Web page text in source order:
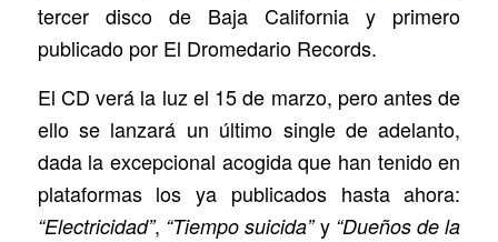
tercer disco de Baja California y primero
publicado por El Dromedario Records.
El CD verá la luz el 15 de marzo, pero antes de
ello se lanzará un último single de adelanto,
dada la excepcional acogida que han tenido en
plataformas los ya publicados hasta ahora:
“Electricidad”, “Tiempo suicida”y “Dueños de la